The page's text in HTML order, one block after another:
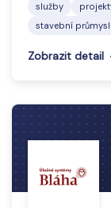
služby
stavební průmysl
Zobrazit detail